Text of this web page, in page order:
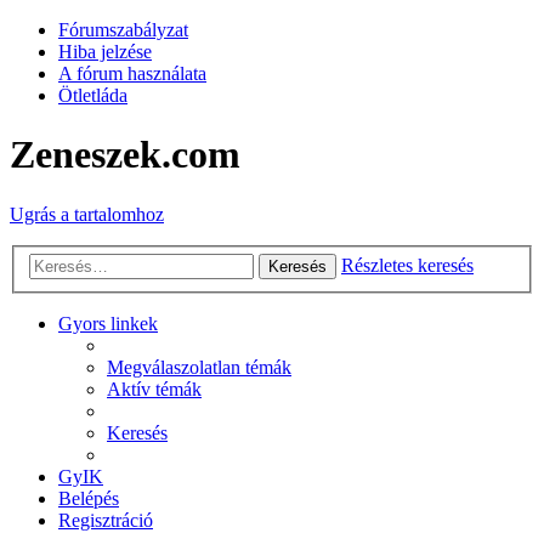
Fórumszabályzat
Hiba jelzése
A fórum használata
Ötletláda
Zeneszek.com
Ugrás a tartalomhoz
Keresés Részletes keresés
Gyors linkek
Megválaszolatlan témák
Aktív témák
Keresés
GyIK
Belépés
Regisztráció